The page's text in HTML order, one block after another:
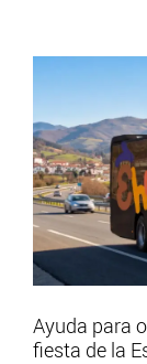
Ayuda para
fiesta de la